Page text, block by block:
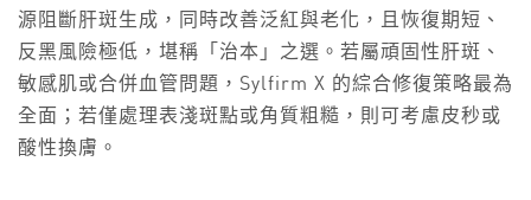
源阻斷肝斑生成，同時改善泛紅與老化，且恢復期短、
反黑風險極低，堪稱「治本」之選。若屬頑固性肝斑、
敏感肌或合併血管問題，Sylfirm X 的綜合修復策略最為
全面；若僅處理表淺斑點或角質粗糙，則可考慮皮秒或
酸性換膚。